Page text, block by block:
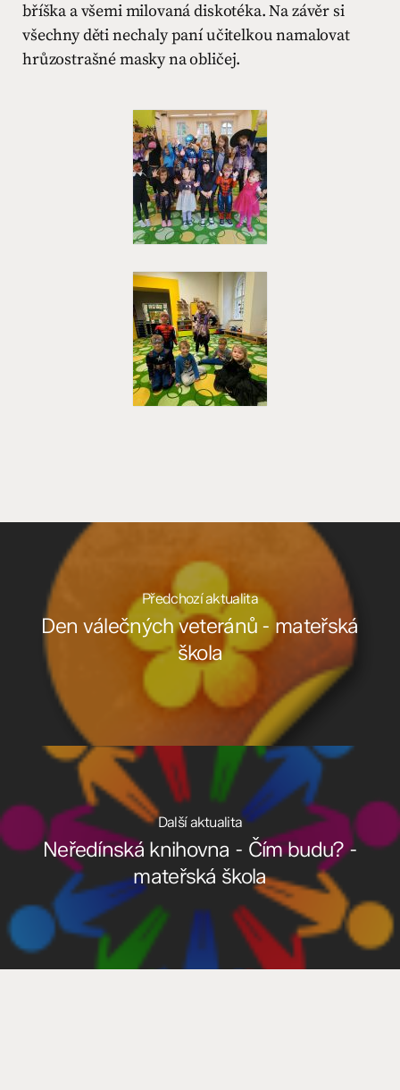
bříška a všemi milovaná diskotéka. Na závěr si
všechny děti nechaly paní učitelkou namalovat
hrůzostrašné masky na obličej.
Předchozí aktualita
Den válečných veteránů - mateřská
škola
Další aktualita
Neředínská knihovna - Čím budu? -
mateřská škola